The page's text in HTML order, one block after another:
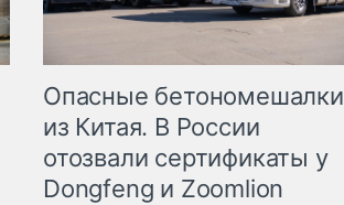
Опасные бетономешалки
из Китая. В России
отозвали сертификаты у
Dongfeng и Zoomlion